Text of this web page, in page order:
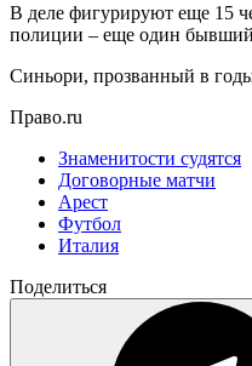
В деле фигурируют еще 15
полиции – еще один
Синьори, прозванный в
Право.ru
Знаменитости судятся
Договорные матчи
Арест
Футбол
Италия
Поделиться